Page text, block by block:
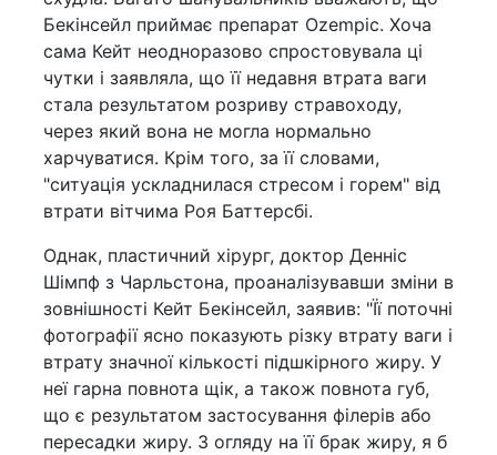
Бекінсейл приймає препарат Ozempic. Хоча
сама Кейт неодноразово спростовувала ці
чутки і заявляла, що її недавня втрата ваги
стала результатом розриву стравоходу,
через який вона не могла нормально
харчуватися. Крім того, за її словами,
"ситуація ускладнилася стресом і горем" від
втрати вітчима Роя Баттерсбі.
Однак, пластичний хірург, доктор Денніс
Шімпф з Чарльстона, проаналізувавши зміни в
зовнішності Кейт Бекінсейл, заявив: "Її поточні
фотографії ясно показують різку втрату ваги і
втрату значної кількості підшкірного жиру. У
неї гарна повнота щік, а також повнота губ,
що є результатом застосування філерів або
пересадки жиру. З огляду на її брак жиру, я б